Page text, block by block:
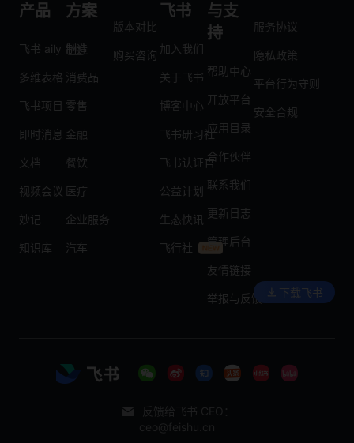
产品
飞书 aily
多维表格
飞书项目
即时消息
文档
视频会议
妙记
知识库
方案
制造
消费品
零售
金融
餐饮
医疗
企业服务
汽车
版本对比
购买咨询
飞书
加入我们
关于飞书
博客中心
飞书研习社
飞书认证官
公益计划
生态快讯
飞行社
与支
持
帮助中心
开放平台
应用目录
合作伙伴
联系我们
更新日志
管理后台
友情链接
举报与反馈
服务协议
隐私政策
平台行为守则
安全合规
下载飞书
反馈给飞书 CEO：
ceo@feishu.cn